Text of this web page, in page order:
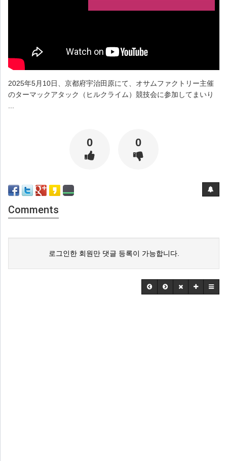
2025年5月10日、京都府宇治田原にて、オサムファクトリー主催
のターマックアタック（ヒルクライム）競技会に参加してまいり
0 0
Comments
로그인한 회원만 댓글 등록이 가능합니다.